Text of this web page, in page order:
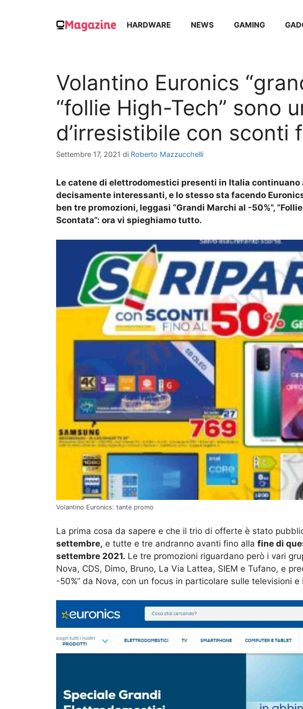
HARDWARE NEWS GAMING
Volantino Euronics
“follie High-Tech” sono
d’irresistibile con sconti
Settembre 17, 2021 di Roberto Mazzucchelli
Le catene di elettrodomestici presenti in Italia
decisamente interessanti, e lo stesso sta facendo
ben tre promozioni, leggasi “Grandi Marchi al -50%”,
Scontata”: ora vi spieghiamo tutto.
Volantino Euronics: tante promo
La prima cosa da sapere e che il trio di offerte è stato
settembre, e tutte e tre andranno avanti fino alla fine di
settembre 2021. Le tre promozioni riguardano però i vari
Nova, CDS, Dimo, Bruno, La Via Lattea, SIEM e Tufano, e
-50%” da Nova, con un focus in particolare sulle televisioni